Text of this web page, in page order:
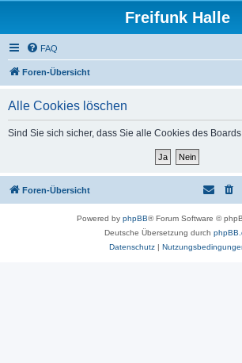
Freifunk Halle
FAQ
Foren-Übersicht
Alle Cookies löschen
Sind Sie sich sicher, dass Sie alle Cookies des
Foren-Übersicht
Powered by phpBB® Forum Software ©
Deutsche Übersetzung durch
Datenschutz|